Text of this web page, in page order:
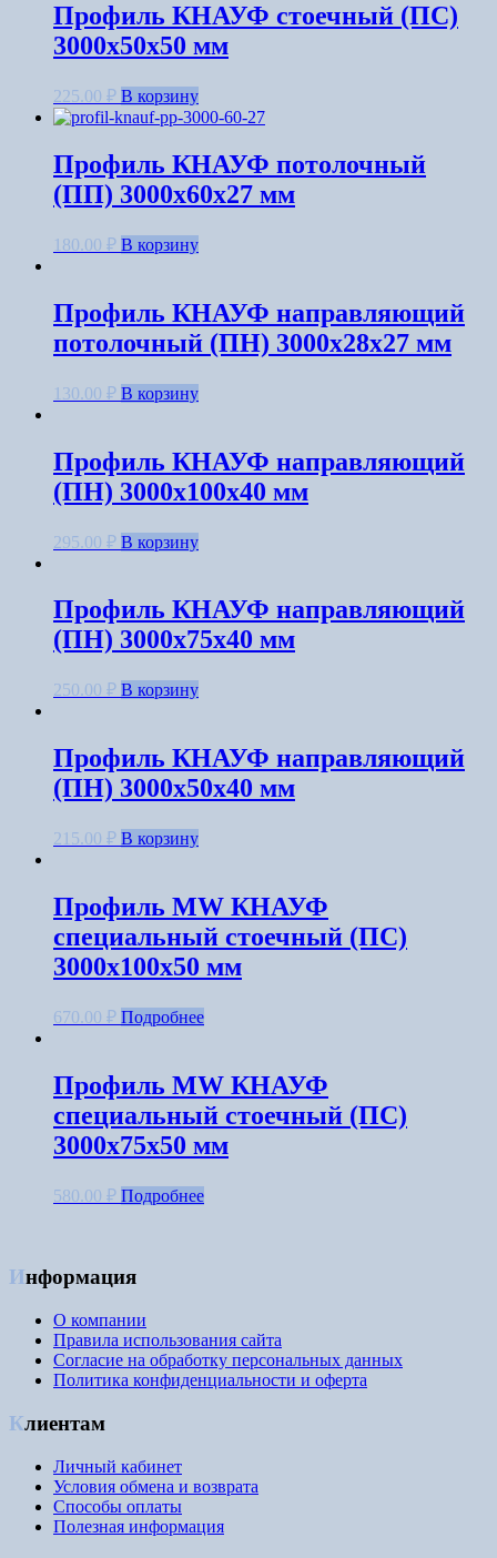
Профиль КНАУФ стоечный (ПС)
3000x50x50 мм
225.00 ₽ В корзину
Профиль КНАУФ потолочный
(ПП) 3000x60x27 мм
180.00 ₽ В корзину
Профиль КНАУФ направляющий
потолочный (ПН) 3000x28x27 мм
130.00 ₽ В корзину
Профиль КНАУФ направляющий
(ПН) 3000x100x40 мм
295.00 ₽ В корзину
Профиль КНАУФ направляющий
(ПН) 3000x75x40 мм
250.00 ₽ В корзину
Профиль КНАУФ направляющий
(ПН) 3000x50x40 мм
215.00 ₽ В корзину
Профиль MW КНАУФ
специальный стоечный (ПС)
3000x100x50 мм
670.00 ₽ Подробнее
Профиль MW КНАУФ
специальный стоечный (ПС)
3000x75x50 мм
580.00 ₽ Подробнее
Информация
О компании
Правила использования сайта
Согласие на обработку персональных данных
Политика конфиденциальности и оферта
Клиентам
Личный кабинет
Условия обмена и возврата
Способы оплаты
Полезная информация